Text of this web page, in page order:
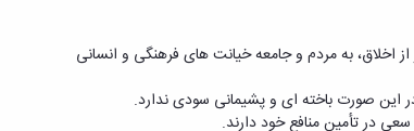
اخلاق، به مردم و جامعه خیانت های فرهنگی و انسانی
این صورت باخته ای و پشیمانی سودی ندارد.
در تأمین منافع خود دارند.